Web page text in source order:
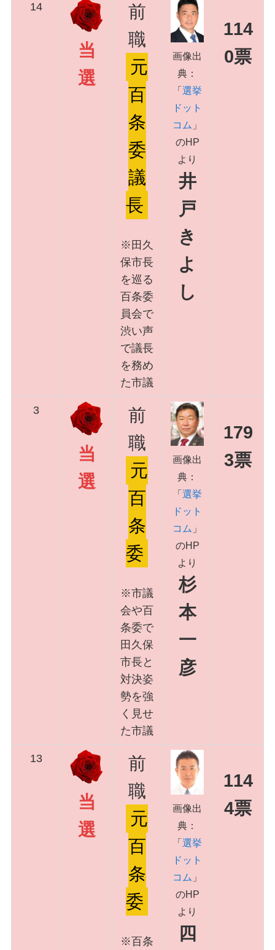
14
当
選
前
職
元
百
条
委
議
長
※田久
保市長
を巡る
百条委
員会で
渋い声
で議長
を務め
た市議
画像出
典：
「選挙
ドット
コム 」
のHP
より
井
戸
き
よ
し
114
0票
3
当
選
前
職
元
百
条
委
※市議
会や百
条委で
田久保
市長と
対決姿
勢を強
く見せ
た市議
画像出
典：
「選挙
ドット
コム 」
のHP
より
杉
本
一
彦
179
3票
13
当
選
前
職
元
百
条
委
※百条
画像出
典：
「選挙
ドット
コム 」
のHP
より
四
114
4票